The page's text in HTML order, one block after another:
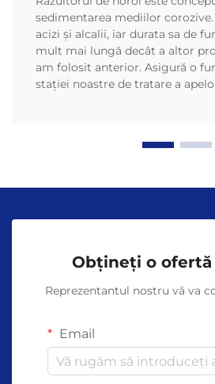
sedimentarea mediilor corozive.
acizi și alcalii, iar durata sa de
mult mai lungă decât a altor
am folosit anterior. Asigură o
stației noastre de tratare a
Obțineți o
Reprezentantul nostru vă va
Email